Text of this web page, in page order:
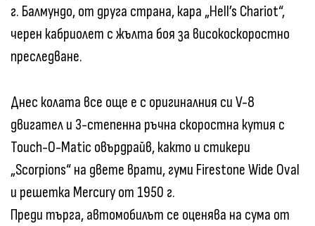
г. Балмундо, от друга страна, кара „Hell’s Chariot“,
черен кабриолет с жълта боя за високоскоростно
преследване.
Днес колата все още е с оригиналния си V-8
двигател и 3-степенна ръчна скоростна кутия с
Touch-O-Matic овърдрайв, както и стикери
„Scorpions“ на двете врати, гуми Firestone Wide Oval
и решетка Mercury от 1950 г.
Преди търга, автомобилът се оценява на сума от